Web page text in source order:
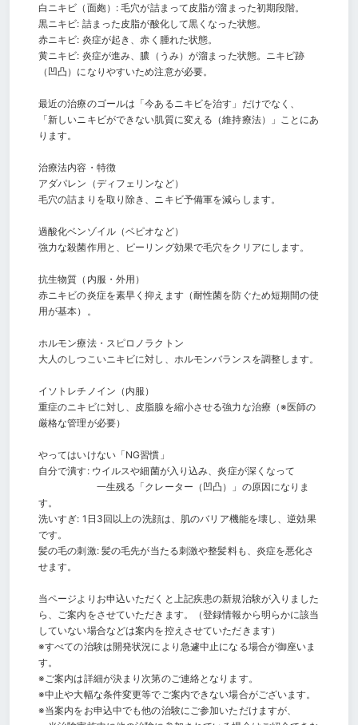
白ニキビ（面皰）: 毛穴が詰まって皮脂が溜まった初期段階。
黒ニキビ: 詰まった皮脂が酸化して黒くなった状態。
赤ニキビ: 炎症が起き、赤く腫れた状態。
黄ニキビ: 炎症が進み、膿（うみ）が溜まった状態。ニキビ跡
（凹凸）になりやすいため注意が必要。
最近の治療のゴールは「今あるニキビを治す」だけでなく、
「新しいニキビができない肌質に変える（維持療法）」ことにあ
ります。
治療法内容・特徴
アダパレン（ディフェリンなど）
毛穴の詰まりを取り除き、ニキビ予備軍を減らします。
過酸化ベンゾイル（ベピオなど）
強力な殺菌作用と、ピーリング効果で毛穴をクリアにします。
抗生物質（内服・外用）
赤ニキビの炎症を素早く抑えます（耐性菌を防ぐため短期間の使
用が基本）。
ホルモン療法・スピロノラクトン
大人のしつこいニキビに対し、ホルモンバランスを調整します。
イソトレチノイン（内服）
重症のニキビに対し、皮脂腺を縮小させる強力な治療（※医師の
厳格な管理が必要）
やってはいけない「NG習慣」
自分で潰す: ウイルスや細菌が入り込み、炎症が深くなって
一生残る「クレーター（凹凸）」の原因になりま
す。
洗いすぎ: 1日3回以上の洗顔は、肌のバリア機能を壊し、逆効果
です。
髪の毛の刺激: 髪の毛先が当たる刺激や整髪料も、炎症を悪化さ
せます。
当ページよりお申込いただくと上記疾患の新規治験が入りました
ら、ご案内をさせていただきます。（登録情報から明らかに該当
していない場合などは案内を控えさせていただきます）
※すべての治験は開発状況により急遽中止になる場合が御座いま
す。
※ご案内は詳細が決まり次第のご連絡となります。
※中止や大幅な条件変更等でご案内できない場合がございます。
※当案内をお申込中でも他の治験にご参加いただけますが、